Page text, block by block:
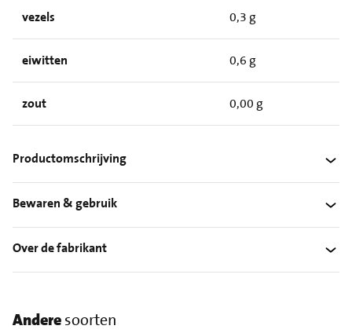
vezels 0,3 g
eiwitten 0,6 g
zout 0,00 g
Productomschrijving
Bewaren & gebruik
Over de fabrikant
Anderesoorten